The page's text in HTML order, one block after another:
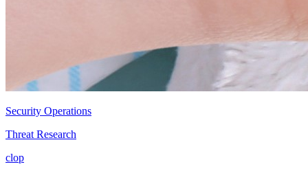
Security Operations
Threat Research
clop